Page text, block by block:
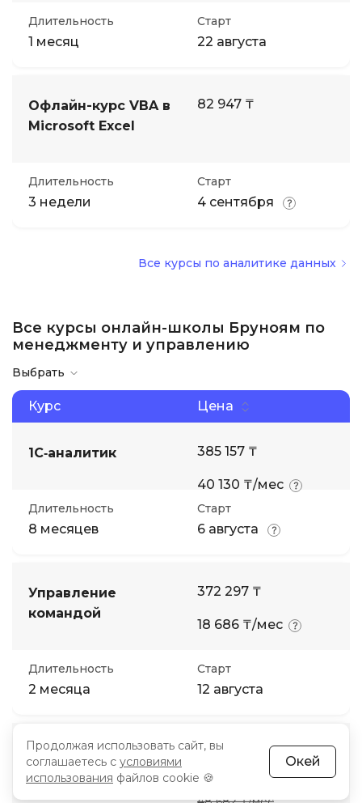
Длительность
1 месяц
Старт
22 августа
Офлайн-курс VBA в
Microsoft Excel
82 947 ₸
Длительность
3 недели
Старт
4 сентября
Все курсы по аналитике данных
Все курсы онлайн-школы Бруноям по
менеджменту и управлению
Выбрать
Курс Цена
1С‑аналитик 385 157 ₸
40 130 ₸/мес
Длительность
8 месяцев
Старт
6 августа
Управление
командой
372 297 ₸
18 686 ₸/мес
Длительность
2 месяца
Старт
12 августа
Продюсер онлайн-
курсов
346 577 ₸
34 773 ₸/мес
Продолжая использовать сайт, вы
соглашаетесь с условиями
использования файлов cookie 🍪
Окей